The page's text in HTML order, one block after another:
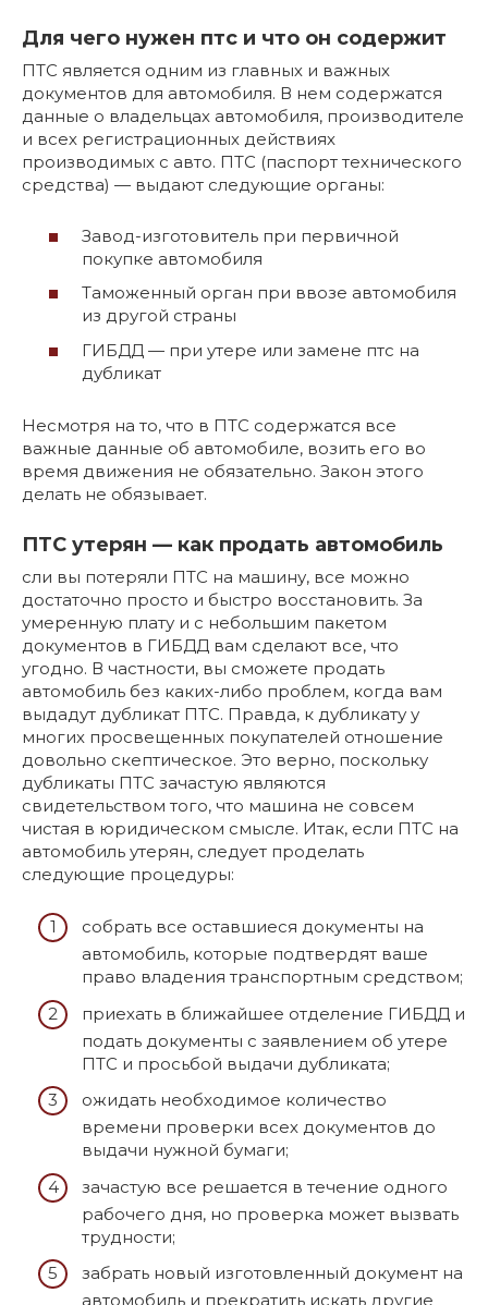
Для чего нужен птс и что он содержит
ПТС является одним из главных и важных
документов для автомобиля. В нем содержатся
данные о владельцах автомобиля, производителе
и всех регистрационных действиях
производимых с авто. ПТС (паспорт технического
средства) — выдают следующие органы:
Завод-изготовитель при первичной
покупке автомобиля
Таможенный орган при ввозе автомобиля
из другой страны
ГИБДД — при утере или замене птс на
дубликат
Несмотря на то, что в ПТС содержатся все
важные данные об автомобиле, возить его во
время движения не обязательно. Закон этого
делать не обязывает.
ПТС утерян — как продать автомобиль
сли вы потеряли ПТС на машину, все можно
достаточно просто и быстро восстановить. За
умеренную плату и с небольшим пакетом
документов в ГИБДД вам сделают все, что
угодно. В частности, вы сможете продать
автомобиль без каких-либо проблем, когда вам
выдадут дубликат ПТС. Правда, к дубликату у
многих просвещенных покупателей отношение
довольно скептическое. Это верно, поскольку
дубликаты ПТС зачастую являются
свидетельством того, что машина не совсем
чистая в юридическом смысле. Итак, если ПТС на
автомобиль утерян, следует проделать
следующие процедуры:
собрать все оставшиеся документы на
автомобиль, которые подтвердят ваше
право владения транспортным средством;
приехать в ближайшее отделение ГИБДД и
подать документы с заявлением об утере
ПТС и просьбой выдачи дубликата;
ожидать необходимое количество
времени проверки всех документов до
выдачи нужной бумаги;
зачастую все решается в течение одного
рабочего дня, но проверка может вызвать
трудности;
забрать новый изготовленный документ на
автомобиль и прекратить искать другие